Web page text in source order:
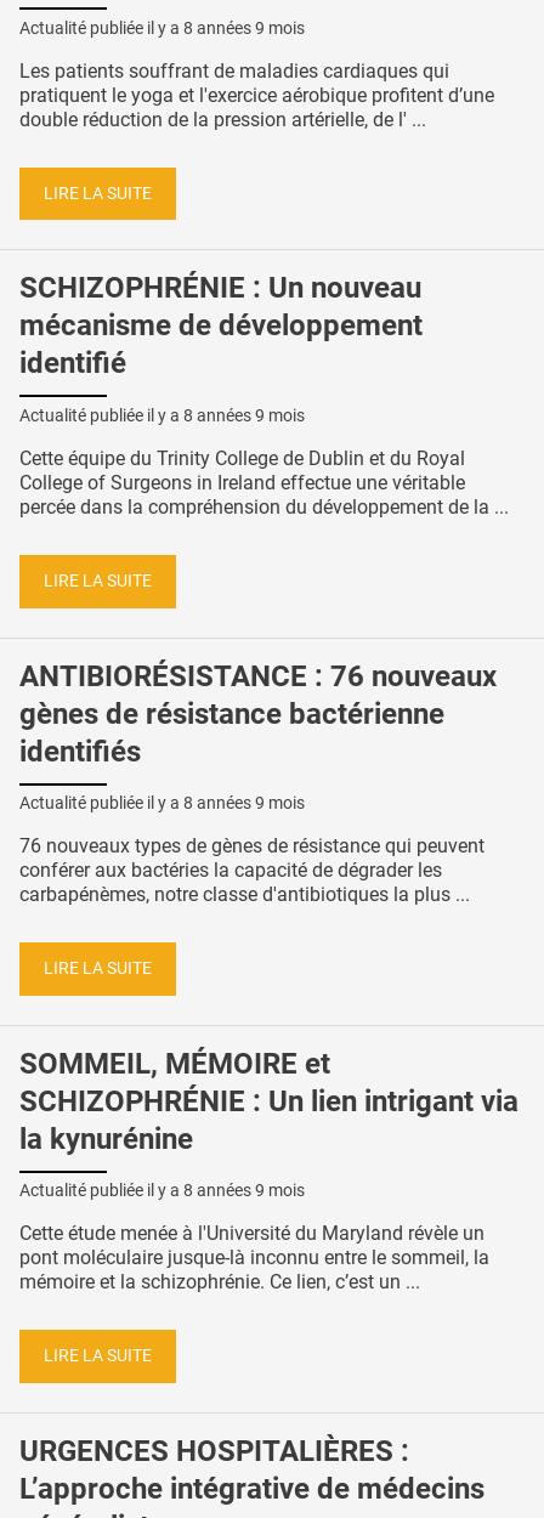
Actualité publiée il y a 8 années 9 mois
Les patients souffrant de maladies cardiaques qui
pratiquent le yoga et l'exercice aérobique profitent d’une
double réduction de la pression artérielle, de l' ...
LIRE LA SUITE
SCHIZOPHRÉNIE : Un nouveau
mécanisme de développement
identifié
Actualité publiée il y a 8 années 9 mois
Cette équipe du Trinity College de Dublin et du Royal
College of Surgeons in Ireland effectue une véritable
percée dans la compréhension du développement de la ...
LIRE LA SUITE
ANTIBIORÉSISTANCE : 76 nouveaux
gènes de résistance bactérienne
identifiés
Actualité publiée il y a 8 années 9 mois
76 nouveaux types de gènes de résistance qui peuvent
conférer aux bactéries la capacité de dégrader les
carbapénèmes, notre classe d'antibiotiques la plus ...
LIRE LA SUITE
SOMMEIL, MÉMOIRE et
SCHIZOPHRÉNIE : Un lien intrigant via
la kynurénine
Actualité publiée il y a 8 années 9 mois
Cette étude menée à l'Université du Maryland révèle un
pont moléculaire jusque-là inconnu entre le sommeil, la
mémoire et la schizophrénie. Ce lien, c’est un ...
LIRE LA SUITE
URGENCES HOSPITALIÈRES :
L’approche intégrative de médecins